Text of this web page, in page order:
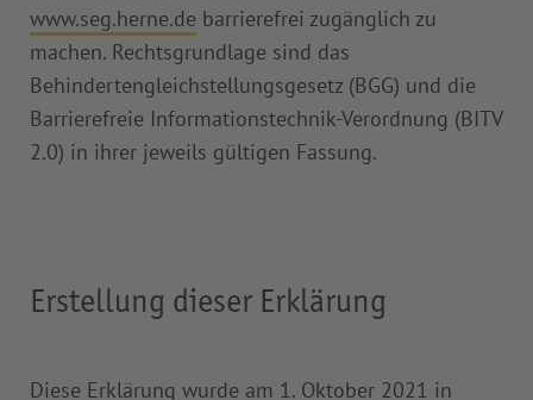
www.seg.herne.de barrierefrei zugänglich zu
machen. Rechtsgrundlage sind das
Behindertengleichstellungsgesetz (BGG) und die
Barrierefreie Informationstechnik-Verordnung (BITV
2.0) in ihrer jeweils gültigen Fassung.
Erstellung dieser Erklärung
Diese Erklärung wurde am 1. Oktober 2021 in